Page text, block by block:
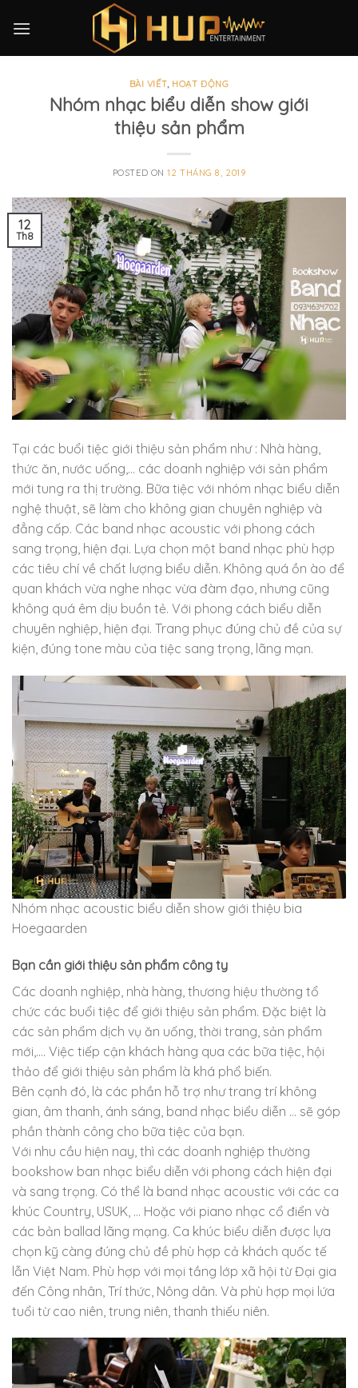
BÀI VIẾT, HOẠT ĐỘNG
Nhóm nhạc biểu diễn show giới
thiệu sản phẩm
POSTED ON12 THÁNG 8, 2019
12
Th8
Tại các buổi tiệc giới thiệu sản phẩm như : Nhà hàng,
thức ăn, nước uống,… các doanh nghiệp với sản phẩm
mới tung ra thị trường. Bữa tiệc với nhóm nhạc biểu diễn
nghệ thuật, sẽ làm cho không gian chuyên nghiệp và
đẳng cấp. Các band nhạc acoustic với phong cách
sang trọng, hiện đại. Lựa chọn một band nhạc phù hợp
các tiêu chí về chất lượng biểu diễn. Không quá ồn ào để
quan khách vừa nghe nhạc vừa đàm đạo, nhưng cũng
không quá êm dịu buồn tẻ. Với phong cách biểu diễn
chuyên nghiệp, hiện đại. Trang phục đúng chủ đề của sự
kiện, đúng tone màu của tiệc sang trọng, lãng mạn.
Nhóm nhạc acoustic biểu diễn show giới thiệu bia
Hoegaarden
Bạn cần giới thiệu sản phẩm công ty
Các doanh nghiệp, nhà hàng, thương hiệu thường tổ
chức các buổi tiệc để giới thiệu sản phẩm. Đặc biệt là
các sản phẩm dịch vụ ăn uống, thời trang, sản phẩm
mới,…. Việc tiếp cận khách hàng qua các bữa tiệc, hội
thảo để giới thiệu sản phẩm là khá phổ biến.
Bên cạnh đó, là các phần hỗ trợ như trang trí không
gian, âm thanh, ánh sáng, band nhạc biểu diễn … sẽ góp
phần thành công cho bữa tiệc của bạn.
Với nhu cầu hiện nay, thì các doanh nghiệp thường
bookshow ban nhạc biểu diễn với phong cách hiện đại
và sang trọng. Có thể là band nhạc acoustic với các ca
khúc Country, USUK, … Hoặc với piano nhạc cổ điển và
các bản ballad lãng mạng. Ca khúc biểu diễn được lựa
chọn kỹ càng đúng chủ đề phù hợp cả khách quốc tế
lẫn Việt Nam. Phù hợp với mọi tầng lớp xã hội từ Đại gia
đến Công nhân, Trí thức, Nông dân. Và phù hợp mọi lứa
tuổi từ cao niên, trung niên, thanh thiếu niên.